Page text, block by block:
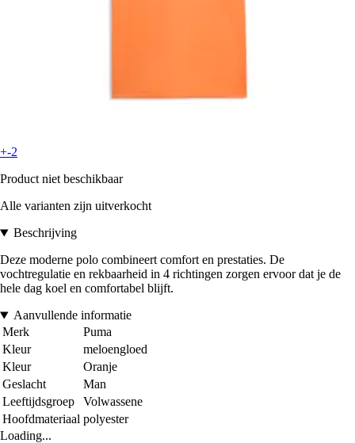
+-2
Product niet beschikbaar
Alle varianten zijn uitverkocht
Beschrijving
Deze moderne polo combineert comfort en prestaties. De
vochtregulatie en rekbaarheid in 4 richtingen zorgen ervoor dat je de
hele dag koel en comfortabel blijft.
Aanvullende informatie
Merk
Puma
Kleur
meloengloed
Kleur
Oranje
Geslacht
Man
Leeftijdsgroep
Volwassene
Hoofdmateriaal polyester
Loading...